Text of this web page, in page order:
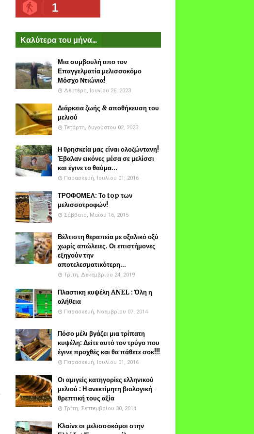
1
Καλύτερα του μήνα...
Μια συμβουλή απο τον
Επαγγελματία μελισσοκόμο
Μόσχο Ντιώνια!
Δευτέρα, Ιουνίου 26, 2023
Διάρκεια ζωής & αποθήκευση του
μελιού
Τετάρτη, Αυγούστου 02, 2023
Η θρησκεία μας είναι ολοζώντανη!
Έβαλαν εικόνες μέσα σε μελίσσι
και έγινε το θαύμα...
Παρασκευή, Ιουλίου 01, 2016
ΤΡΟΦΟΜΕΛ: Το top των
μελισσοτροφών!
Σάββατο, Μαΐου 16, 2015
Βέλτιστη θεραπεία με οξαλικό οξύ
χωρίς απώλειες. Οι επιστήμονες
εξηγούν την
αποτελεσματικότερη...
Τρίτη, Δεκεμβρίου 24, 2019
Πλαστικη κυψέλη ANEL : Όλη η
αλήθεια
Παρασκευή, Νοεμβρίου 07, 2014
Πόσο μέλι βγάζει μια τρίπατη
κυψέλη: Δείτε αυτό τον τρύγο που
έγινε προχθές και θα πάθετε σοκ!!!
Παρασκευή, Ιουλίου 01, 2016
Οι αμιγείς κατηγορίες ελληνικού
μελιού : Η ανεκτίμητη βιολογική -
θρεπτική τους αξία
Τρίτη, Σεπτεμβρίου 30, 2014
Κλαίνε οι μελισσοκόμοι στην